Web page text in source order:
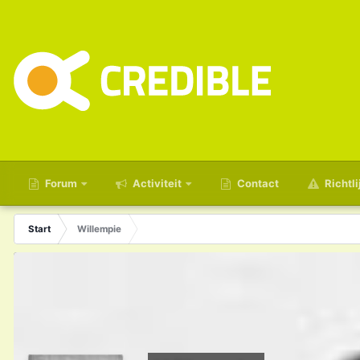
Forum Activiteit Contact
Start Willempie